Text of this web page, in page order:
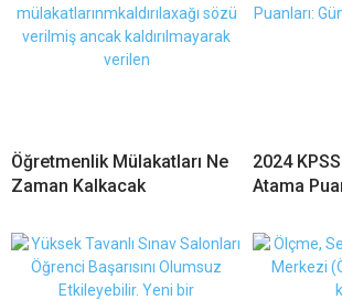
Öğretmenlik Mülakatları Ne
Zaman Kalkacak
2024
Atama